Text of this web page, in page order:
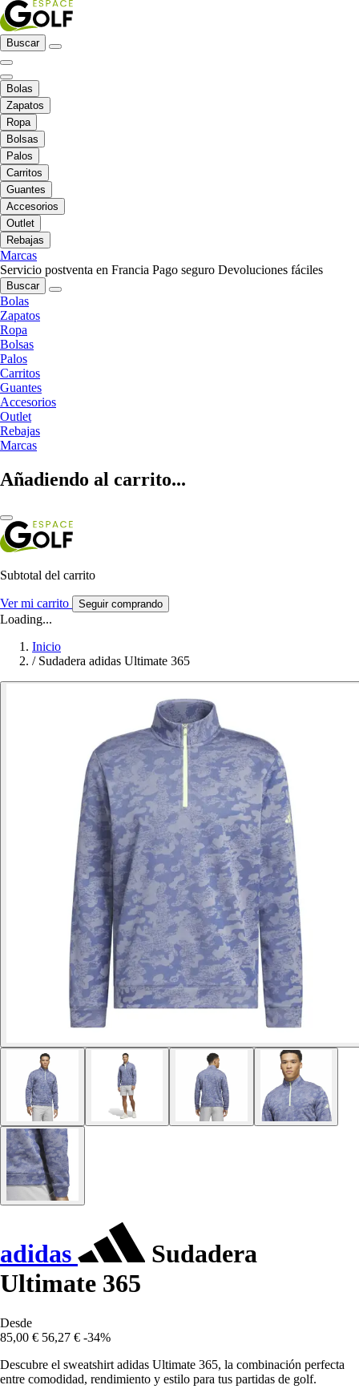
Buscar
Bolas
Zapatos
Ropa
Bolsas
Palos
Carritos
Guantes
Accesorios
Outlet
Rebajas
Marcas
Servicio postventa en Francia Pago seguro Devoluciones fáciles
Buscar
Bolas
Zapatos
Ropa
Bolsas
Palos
Carritos
Guantes
Accesorios
Outlet
Rebajas
Marcas
Añadiendo al carrito...
Subtotal del carrito
Ver mi carrito Seguir comprando
Loading...
Inicio
/ Sudadera adidas Ultimate 365
adidas
Sudadera
Ultimate 365
Desde
85,00 € 56,27 € -34%
Descubre el sweatshirt adidas Ultimate 365, la combinación perfecta
entre comodidad, rendimiento y estilo para tus partidas de golf.